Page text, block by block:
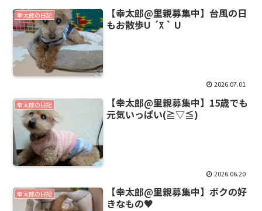
幸太郎の日記
【幸太郎@里親募集中】台風の日
もお散歩U⁠ ⁠´⁠꓃⁠ ⁠`⁠ ⁠U
2026.07.01
幸太郎の日記
【幸太郎@里親募集中】15歳でも
元気いっぱい(⁠≧⁠▽⁠≦⁠)
2026.06.20
幸太郎の日記
【幸太郎@里親募集中】ボクの好
きなもの♥️